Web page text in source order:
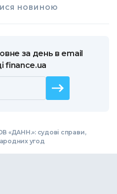
НОВИНОЮ
за день в email
finance.ua
«ДАНН.»: судові справи,
угод